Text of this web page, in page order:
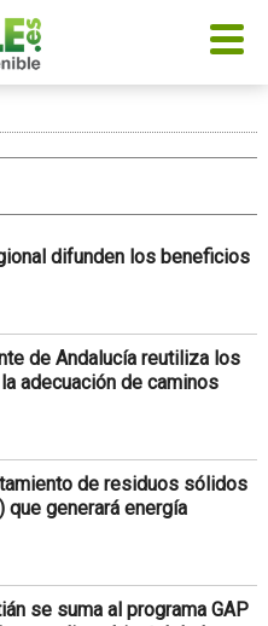
difunden los beneficios
de Andalucía reutiliza los
adecuación de caminos
de residuos sólidos
que generará energía
se suma al programa GAP